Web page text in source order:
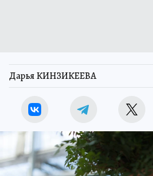
Дарья КИНЗИКЕЕВА